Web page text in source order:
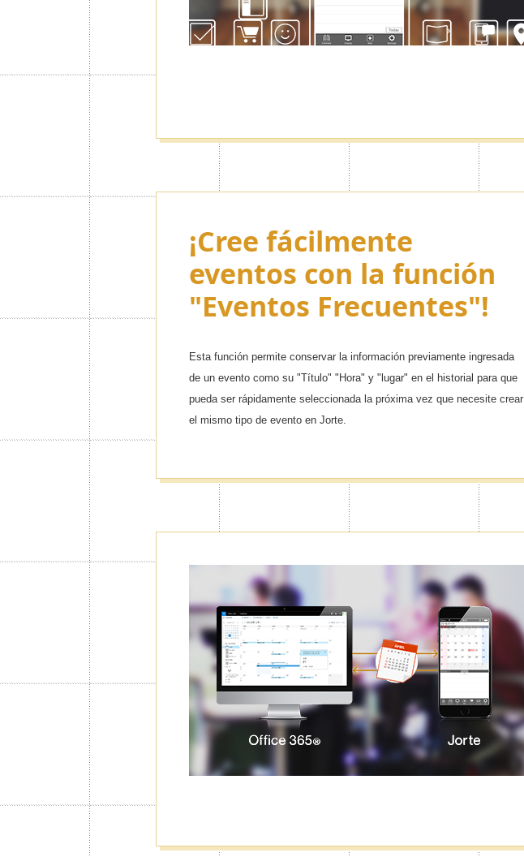
¡Cree fácilmente
eventos con la función
"Eventos Frecuentes"!
Esta función permite conservar la información previamente ingresada
de un evento como su "Título" "Hora" y "lugar" en el historial para que
pueda ser rápidamente seleccionada la próxima vez que necesite crear
el mismo tipo de evento en Jorte.
Bloqueo con Código &
Puede aplicar esta función en calendarios importantes en los que
desea restringir su acceso, como así también ocultar la visualización
de calendarios de la lista de calendarios. ¡Ahora puede prevenir que
sus eventos o diarios privados sean vistos por personas no deseadas!
¡Personalice como Mejor
Jorte con Temas
Premium!
otros diseños que se adecuen a sus preferencias de personalización!